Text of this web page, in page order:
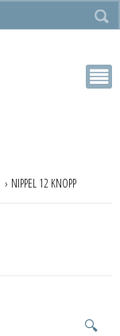
NIPPEL 12 KNOPP
🔍